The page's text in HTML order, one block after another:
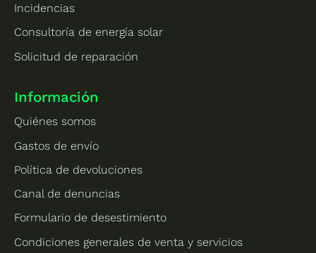
plaz
Muy
lo
Incidencias
Consultoría de energía solar
Solicitud de reparación
Información
Quiénes somos
Gastos de envío
Política de devoluciones
Canal de denuncias
Formulario de desestimiento
Condiciones generales de venta y servicios